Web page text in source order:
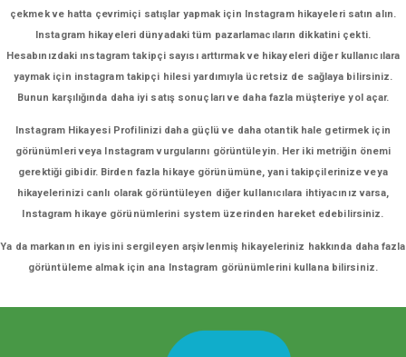
çekmek ve hatta çevrimiçi satışlar yapmak için Instagram hikayeleri satın alın.
Instagram hikayeleri dünyadaki tüm pazarlamacıların dikkatini çekti.
Hesabınızdaki ınstagram takipçi sayısı arttırmak ve hikayeleri diğer kullanıcılara
yaymak için instagram takipçi hilesi yardımıyla ücretsiz de sağlaya bilirsiniz.
Bunun karşılığında daha iyi satış sonuçları ve daha fazla müşteriye yol açar.
Instagram Hikayesi Profilinizi daha güçlü ve daha otantik hale getirmek için
görünümleri veya Instagram vurgularını görüntüleyin. Her iki metriğin önemi
gerektiği gibidir. Birden fazla hikaye görünümüne, yani takipçilerinize veya
hikayelerinizi canlı olarak görüntüleyen diğer kullanıcılara ihtiyacınız varsa,
Instagram hikaye görünümlerini system üzerinden hareket edebilirsiniz.
Ya da markanın en iyisini sergileyen arşivlenmiş hikayeleriniz hakkında daha fazla
görüntüleme almak için ana Instagram görünümlerini kullana bilirsiniz.